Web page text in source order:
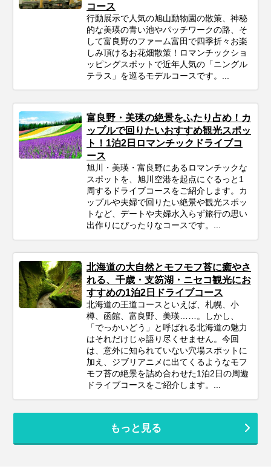
コース
行動展示で人気の旭山動物園の散策、神秘
的な美瑛の青い池やパッチワークの路、そ
して富良野のファーム富田で四季折々お楽
しみ頂けるお花畑散策！ロマンチックショ
ッピングスポットで近年人気の「ニングル
テラス」を巡るモデルコースです。...
富良野・美瑛の絶景をふたり占め！カ
ップルで回りたいおすすめ観光スポッ
ト！1泊2日ロマンチックドライブコ
ース
旭川・美瑛・富良野にあるロマンチックな
スポットを、旭川空港を起点にぐるっと1
周するドライブコースをご紹介します。カ
ップルや夫婦で回りたい絶景や観光スポッ
トなど、デートや夫婦水入らず旅行の思い
出作りにぴったりなコースです。...
北海道の大自然とモフモフ苔に癒やさ
れる、千歳・支笏湖・ニセコ観光にお
すすめの1泊2日ドライブコース
北海道の王道コースといえば、札幌、小
樽、函館、富良野、美瑛……。しかし、
「でっかいどう」と呼ばれる北海道の魅力
はそれだけじゃ語り尽くせません。今回
は、意外に知られていない穴場スポットに
加え、ジブリアニメに出てくるようなモフ
モフ苔の絶景を詰め合わせた1泊2日の周遊
ドライブコースをご紹介します。...
もっと見る